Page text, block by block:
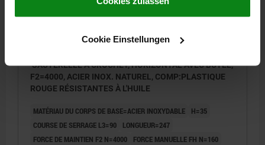
Cookie Einstellungen
SAUTERELLE À CROCHET, HORIZONTAL AVEC BUTÉE,
F2=4000, ACIER INOX. NATUREL, COMP:PLASTIQUE
ROUGE RÉSISTANTES À L'HUILE
MATÉRIAU DU CORPS DE BASE=ACIER INOXYDABLE
H=35
COURSE DE SERRAGE L3=90
LONGUEUR=247
FORCE DE MAINTIEN F2 N=4000
FORCE MANUELLE FH N=160